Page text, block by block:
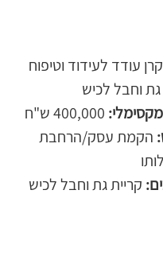
קרן עודד לעידוד וטיפוח
גת וחבל לכיש
הקמת עסק/הרחבת
קריית גת וחבל לכיש